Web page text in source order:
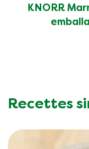
KNORR
Recettes